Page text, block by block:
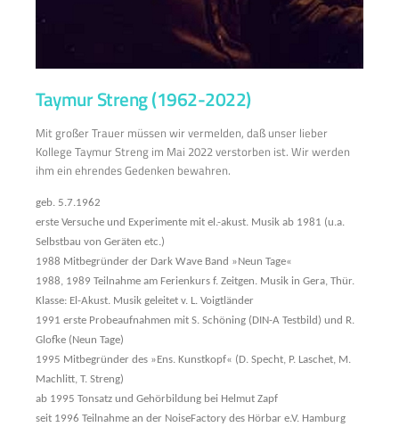
Taymur Streng (1962-2022)
Mit großer Trauer müssen wir vermelden, daß unser lieber
Kollege Taymur Streng im Mai 2022 verstorben ist. Wir werden
ihm ein ehrendes Gedenken bewahren.
geb. 5.7.1962
erste Versuche und Experimente mit el.-akust. Musik ab 1981 (u.a.
Selbstbau von Geräten etc.)
1988 Mitbegründer der Dark Wave Band »Neun Tage«
1988, 1989 Teilnahme am Ferienkurs f. Zeitgen. Musik in Gera, Thür.
Klasse: El-Akust. Musik geleitet v. L. Voigtländer
1991 erste Probeaufnahmen mit S. Schöning (DIN-A Testbild) und R.
Glofke (Neun Tage)
1995 Mitbegründer des »Ens. Kunstkopf« (D. Specht, P. Laschet, M.
Machlitt, T. Streng)
ab 1995 Tonsatz und Gehörbildung bei Helmut Zapf
seit 1996 Teilnahme an der NoiseFactory des Hörbar e.V. Hamburg